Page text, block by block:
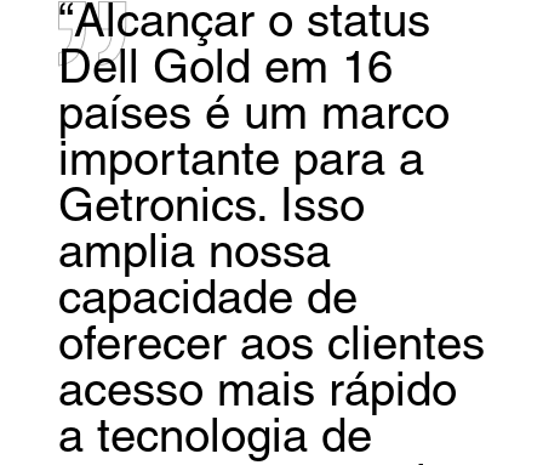
“Alcançar o status
Dell Gold em 16
países é um marco
importante para a
Getronics. Isso
amplia nossa
capacidade de
oferecer aos clientes
acesso mais rápido
a tecnologia de